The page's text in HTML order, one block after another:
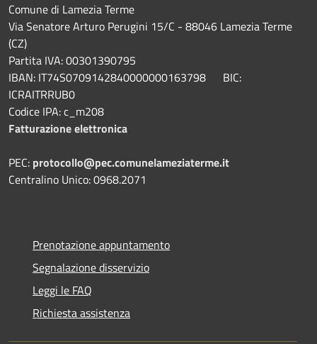
Comune di Lamezia Terme
Via Senatore Arturo Perugini 15/C - 88046 Lamezia Terme
(CZ)
Partita IVA: 00301390795
IBAN: IT74S0709142840000000163798 BIC:
ICRAITRRUB0
Codice IPA: c_m208
Fatturazione elettronica
PEC: protocollo@pec.comunelameziaterme.it
Centralino Unico: 0968.2071
Prenotazione appuntamento
Segnalazione disservizio
Leggi le FAQ
Richiesta assistenza